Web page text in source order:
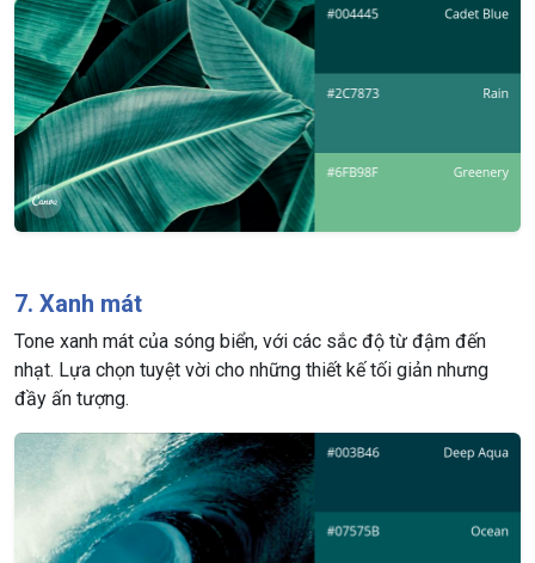
7. Xanh mát
Tone xanh mát của sóng biển, với các sắc độ từ đậm đến
nhạt. Lựa chọn tuyệt vời cho những thiết kế tối giản nhưng
đầy ấn tượng.